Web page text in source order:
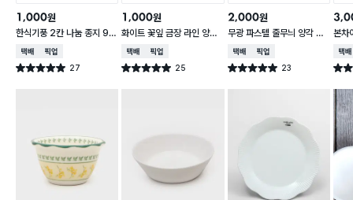
1,000원
한식기풍 2칸 나눔 종지 9 c
m
택배배송매장픽업
별점 5.0점 27
건 작성
1,000원
화이트 꽃잎 금장 라인 양각
종지 10 cm
택배배송매장픽업
별점 5.0점 25
건 작성
2,000원
무광 파스텔 줄무늬 양각 대
접 13 cm
택배배송매장픽업
별점 5.0점 23
건 작성
본차
접
택배
별점